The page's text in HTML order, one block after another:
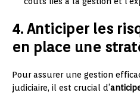
4. Anticiper les
en place une
Pour assurer une gestion
judiciaire, il est crucial d’